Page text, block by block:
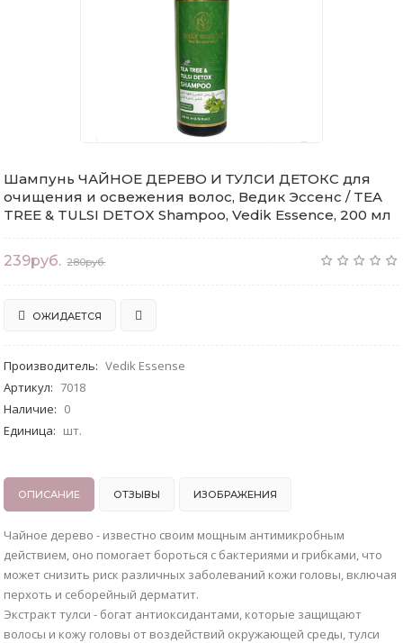
Шампунь ЧАЙНОЕ ДЕРЕВО И ТУЛСИ ДЕТОКС для
очищения и освежения волос, Ведик Эссенс / TEA
TREE & TULSI DETOX Shampoo, Vedik Essence, 200 мл
239руб. 280руб.
ОЖИДАЕТСЯ
Производитель: Vedik Essense
Артикул: 7018
Наличие: 0
Единица: шт.
ОПИСАНИЕ ОТЗЫВЫ ИЗОБРАЖЕНИЯ
Чайное дерево - известно своим мощным антимикробным
действием, оно помогает бороться с бактериями и грибками, что
может снизить риск различных заболеваний кожи головы, включая
перхоть и себорейный дерматит.
Экстракт тулси - богат антиоксидантами, которые защищают
волосы и кожу головы от воздействий окружающей среды, тулси